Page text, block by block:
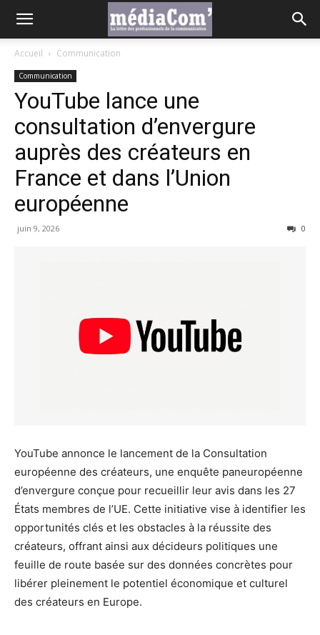
Accueil Communication
Communication
YouTube lance une
consultation d’envergure
auprès des créateurs en
France et dans l’Union
européenne
juin 9, 2026 0
YouTube annonce le lancement de la Consultation
européenne des créateurs, une enquête paneuropéenne
d’envergure conçue pour recueillir leur avis dans les 27
États membres de l’UE. Cette initiative vise à identifier les
opportunités clés et les obstacles à la réussite des
créateurs, offrant ainsi aux décideurs politiques une
feuille de route basée sur des données concrètes pour
libérer pleinement le potentiel économique et culturel
des créateurs en Europe.